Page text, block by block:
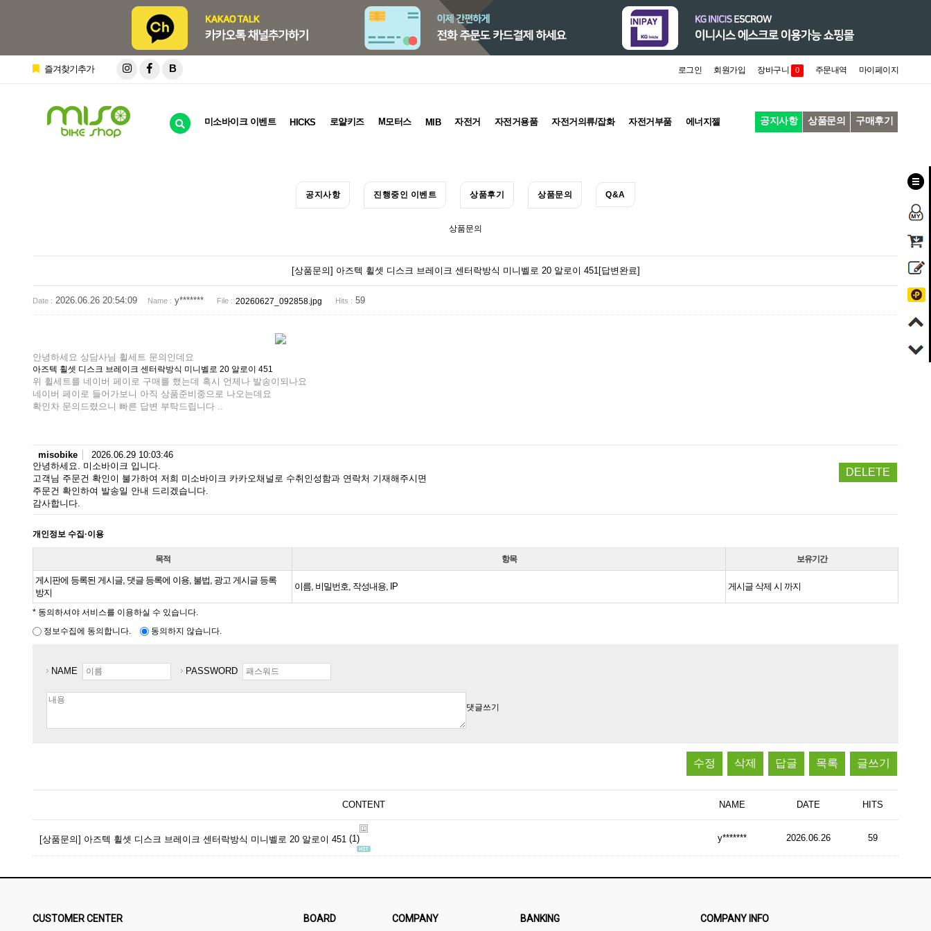
즐겨찾기추가 B 로그인 회원가입 장바구니 0 주문내역 마이페이지
미소바이크 이벤트 HICKS 로얄키즈 M모터스 MIB 자전거 자전거용품 자전거의류/잡화 자전거부품 에너지젤 공지사항 상품문의 구매후기
공지사항 진행중인 이벤트 상품후기 상품문의 Q&A
상품문의
[상품문의] 아즈텍 휠셋 디스크 브레이크 센터락방식 미니벨로 20 알로이 451[답변완료]
Date : 2026.06.26 20:54:09 Name : y******* File : 20260627_092858.jpg Hits : 59
안녕하세요 상담사님 휠세트 문의인데요
아즈텍 휠셋 디스크 브레이크 센터락방식 미니벨로 20 알로이 451
위 휠세트를 네이버 페이로 구매를 했는데 혹시 언제나 발송이되나요
네이버 페이로 들어가보니 아직 상품준비중으로 나오는데요
확인차 문의드렸으니 빠른 답변 부탁드립니다 ..
misobike
2026.06.29 10:03:46
안녕하세요. 미소바이크 입니다.
고객님 주문건 확인이 불가하여 저희 미소바이크 카카오채널로 수취인성함과 연락처 기재해주시면
주문건 확인하여 발송일 안내 드리겠습니다.
감사합니다.
DELETE
개인정보 수집·이용
목적 항목 보유기간
게시판에 등록된 게시글, 댓글 등록에 이용, 불법, 광고 게시글 등록
방지
이름, 비밀번호, 작성내용, IP 게시글 삭제 시 까지
* 동의하셔야 서비스를 이용하실 수 있습니다.
정보수집에 동의합니다.
동의하지 않습니다.
NAME PASSWORD
댓글쓰기
수정 삭제 답글 목록 글쓰기
CONTENT NAME DATE HITS
[상품문의] 아즈텍 휠셋 디스크 브레이크 센터락방식 미니벨로 20 알로이 451 (1) y******* 2026.06.26 59
CUSTOMER CENTER BOARD COMPANY BANKING COMPANY INFO